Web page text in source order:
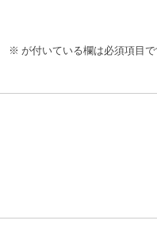
※ が付いている欄は必須項目で